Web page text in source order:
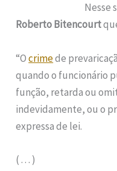
Nesse sentido
Roberto Bitencourt
“Ocrimede
quando o funcionário
função, retarda ou
indevidamente, ou o
expressa de lei.
( . . . )